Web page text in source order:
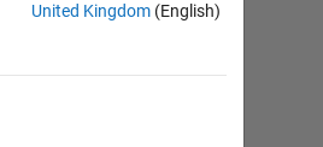
United Kingdom(English)